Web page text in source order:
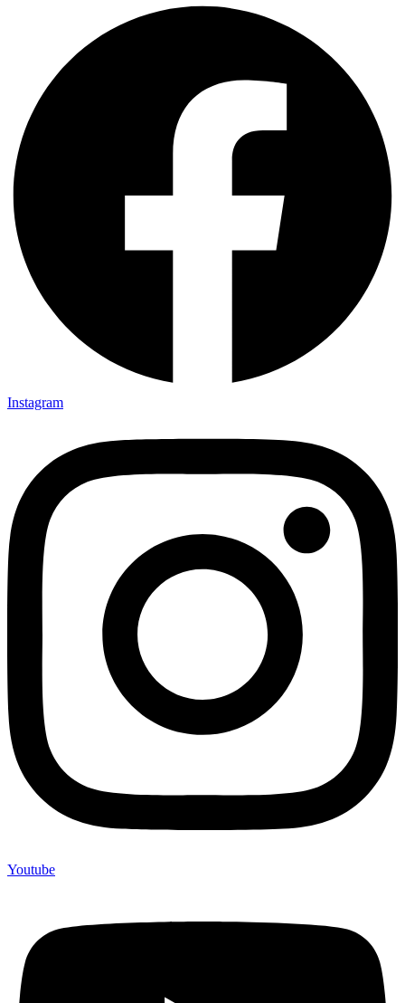
Instagram
Youtube